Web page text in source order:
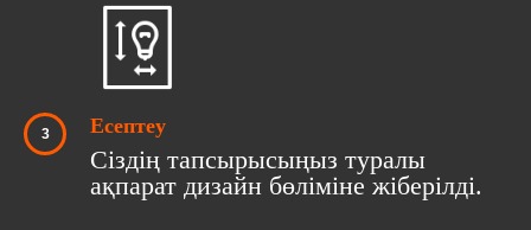
Есептеу
Сіздің тапсырысыңыз туралы
ақпарат дизайн бөліміне жіберілді.